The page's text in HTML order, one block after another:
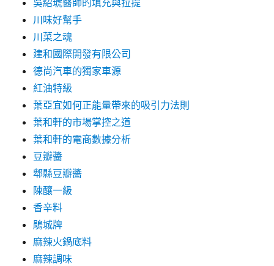
吳紹琥醫師的填充與拉提
川味好幫手
川菜之魂
建和國際開發有限公司
德尚汽車的獨家車源
紅油特級
葉亞宜如何正能量帶來的吸引力法則
葉和軒的市場掌控之道
葉和軒的電商數據分析
豆瓣醬
郫縣豆瓣醬
陳釀一級
香辛料
鵑城牌
麻辣火鍋底料
麻辣調味